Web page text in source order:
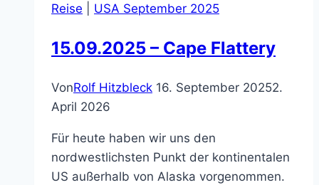
Reise USA September 2025
15.09.2025 – Cape Flattery
VonRolf Hitzbleck 16. September 20252.
April 2026
Für heute haben wir uns den
nordwestlichsten Punkt der kontinentalen
US außerhalb von Alaska vorgenommen.